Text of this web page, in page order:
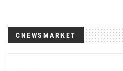
CNEWSMARKET